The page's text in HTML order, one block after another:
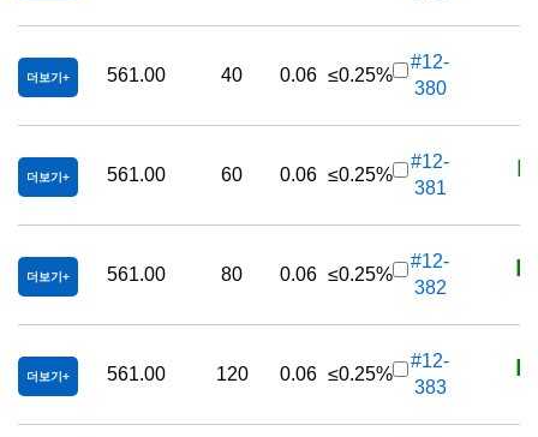
더보기 561.00 40 0.06 ≤0.25%
#12-
380
더보기 561.00 60 0.06 ≤0.25%
#12-
381
더보기 561.00 80 0.06 ≤0.25%
#12-
382
더보기 561.00 120 0.06 ≤0.25%
#12-
383